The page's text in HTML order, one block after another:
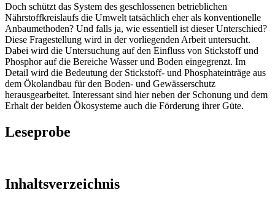
Doch schützt das System des geschlossenen betrieblichen
Nährstoffkreislaufs die Umwelt tatsächlich eher als konventionelle
Anbaumethoden? Und falls ja, wie essentiell ist dieser Unterschied?
Diese Fragestellung wird in der vorliegenden Arbeit untersucht.
Dabei wird die Untersuchung auf den Einfluss von Stickstoff und
Phosphor auf die Bereiche Wasser und Boden eingegrenzt. Im
Detail wird die Bedeutung der Stickstoff- und Phosphateinträge aus
dem Ökolandbau für den Boden- und Gewässerschutz
herausgearbeitet. Interessant sind hier neben der Schonung und dem
Erhalt der beiden Ökosysteme auch die Förderung ihrer Güte.
Leseprobe
Inhaltsverzeichnis